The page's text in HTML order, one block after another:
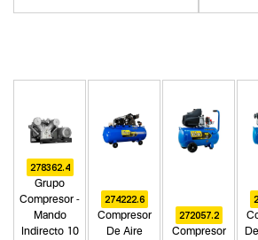
278362.4
Grupo
Compresor -
Mando
Indirecto 10
274222.6
Compresor
De Aire
272057.2
Compresor